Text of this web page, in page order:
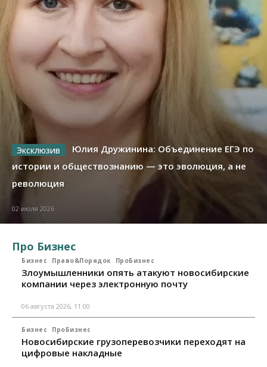
Юлия Дружинина: Объединение ЕГЭ по
истории и обществознанию — это эволюция, а не
революция
02 июля 2026
Про Бизнес
Бизнес Право&Порядок ПроБизнес
Злоумышленники опять атакуют новосибирские
компании через электронную почту
06 августа 2026, 11:00
Бизнес ПроБизнес
Новосибирские грузоперевозчики переходят на
цифровые накладные